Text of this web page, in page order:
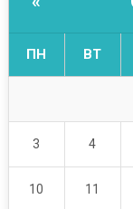
ПН ВТ
3 4
10 11